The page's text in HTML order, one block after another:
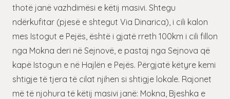
thotë janë vazhdimësi e këtij masivi. Shtegu
ndërkufitar (pjesë e shtegut Via Dinarica), i cili kalon
mes Istogut e Pejës, është i gjatë rreth 100km i cili fillon
nga Mokna deri në Sejnovë, e pastaj nga Sejnova që
kapë Istogun e në Hajlën e Pejës. Përgjatë këtyre kemi
shtigje të tjera të cilat njihen si shtigje lokale. Rajonet
më të njohura të këtij masivi janë: Mokna, Bjeshka e